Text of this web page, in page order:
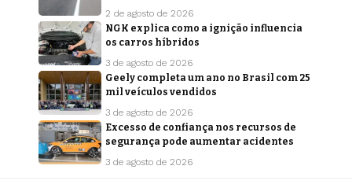
2 de agosto de 2026
NGK explica como a ignição influencia
os carros híbridos
3 de agosto de 2026
Geely completa um ano no Brasil com 25
mil veículos vendidos
3 de agosto de 2026
Excesso de confiança nos recursos de
segurança pode aumentar acidentes
3 de agosto de 2026